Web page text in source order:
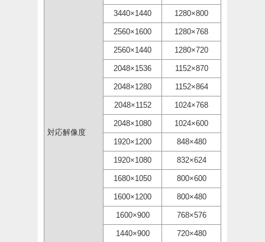
対応解像度
3440×1440 1280×800
2560×1600 1280×768
2560×1440 1280×720
2048×1536 1152×870
2048×1280 1152×864
2048×1152 1024×768
2048×1080 1024×600
1920×1200 848×480
1920×1080 832×624
1680×1050 800×600
1600×1200 800×480
1600×900 768×576
1440×900 720×480